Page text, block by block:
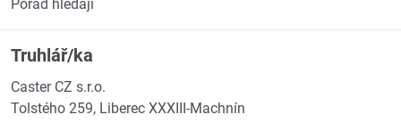
Pořád hledají
Truhlář/ka
Caster CZ s.r.o.
Tolstého 259, Liberec XXXIII-Machnín